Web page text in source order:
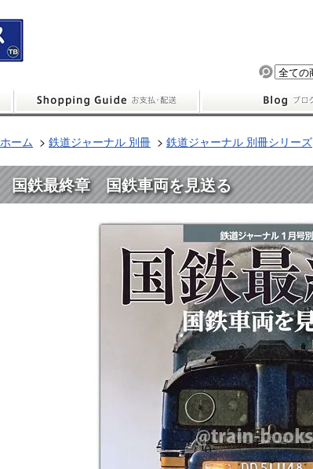
ホーム > 鉄道ジャーナル 別冊 > 鉄道ジャーナル 別冊シリーズ
国鉄最終章 国鉄車両を見送る